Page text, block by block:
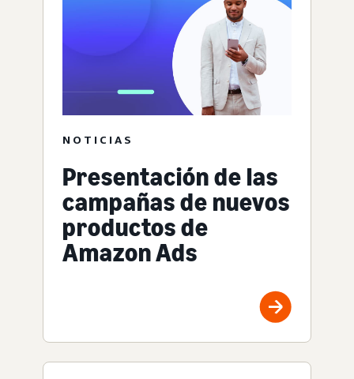
NOTICIAS
Presentación de las
campañas de nuevos
productos de
Amazon Ads